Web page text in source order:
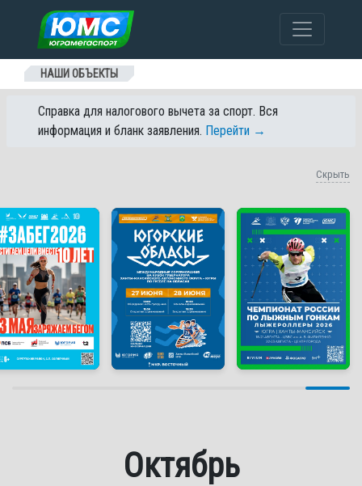
Перейти к содержанию
НАШИ ОБЪЕКТЫ
Справка для налогового вычета за спорт. Вся
информация и бланк заявления. Перейти →
Скрыть
Октябрь